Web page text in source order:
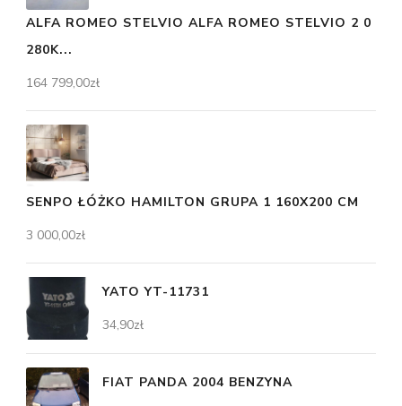
ALFA ROMEO STELVIO ALFA ROMEO STELVIO 2 0
280K...
164 799,00zł
SENPO ŁÓŻKO HAMILTON GRUPA 1 160X200 CM
3 000,00zł
YATO YT-11731
34,90zł
FIAT PANDA 2004 BENZYNA